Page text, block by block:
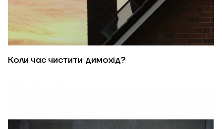
Коли час чистити димохід?